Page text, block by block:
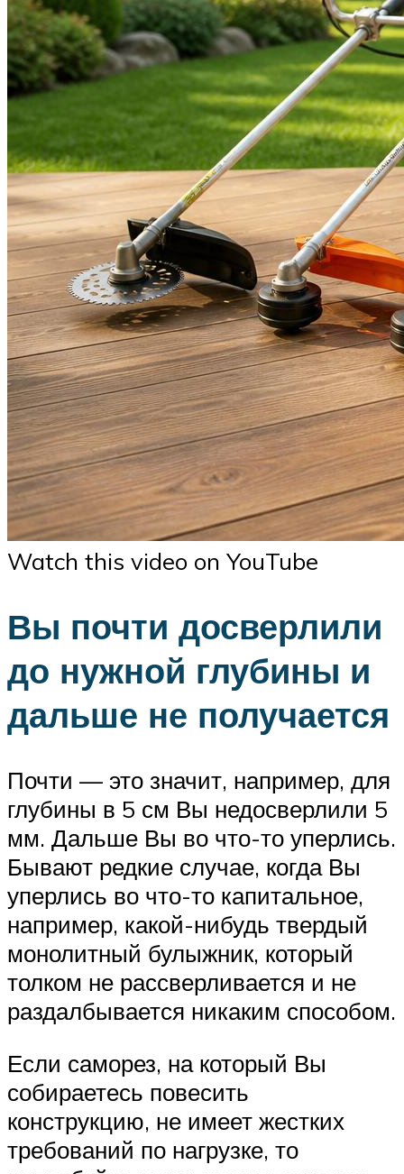
Watch this video on YouTube
Вы почти досверлили
до нужной глубины и
дальше не получается
Почти — это значит, например, для
глубины в 5 см Вы недосверлили 5
мм. Дальше Вы во что-то уперлись.
Бывают редкие случае, когда Вы
уперлись во что-то капитальное,
например, какой-нибудь твердый
монолитный булыжник, который
толком не рассверливается и не
раздалбывается никаким способом.
Если саморез, на который Вы
собираетесь повесить
конструкцию, не имеет жестких
требований по нагрузке, то